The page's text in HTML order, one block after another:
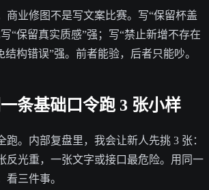
商业修图不是写文案比赛。写“保留杯盖
“保留真实质感”强；写“禁止新增不存在
结构错误”强。前者能验，后者只能吵。
条基础口令跑 3 张小样
跑。内部复盘里，我会让新人先挑 3 张：
反光重，一张文字或接口最危险。用同一
看三件事。